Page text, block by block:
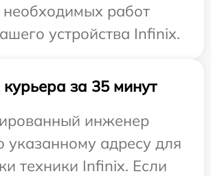
необходимых работ
устройства Infinix.
за 35 минут
инженер
указанному адресу для
техники Infinix. Если